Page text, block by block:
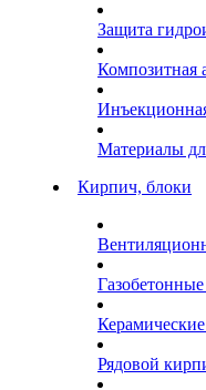
Защита
Композитная
Материалы
Кирпич, блоки
Рядовой